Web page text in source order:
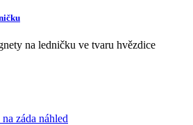
na ledničku ve tvaru hvězdice
náhled